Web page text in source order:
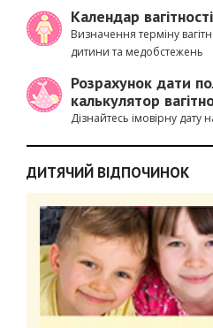
Календар вагітності
Визначення терміну
дитини та медобстежень
Розрахунок дати
калькулятор
Дізнайтесь імовірну
ДИТЯЧИЙ ВІДПОЧИНОК